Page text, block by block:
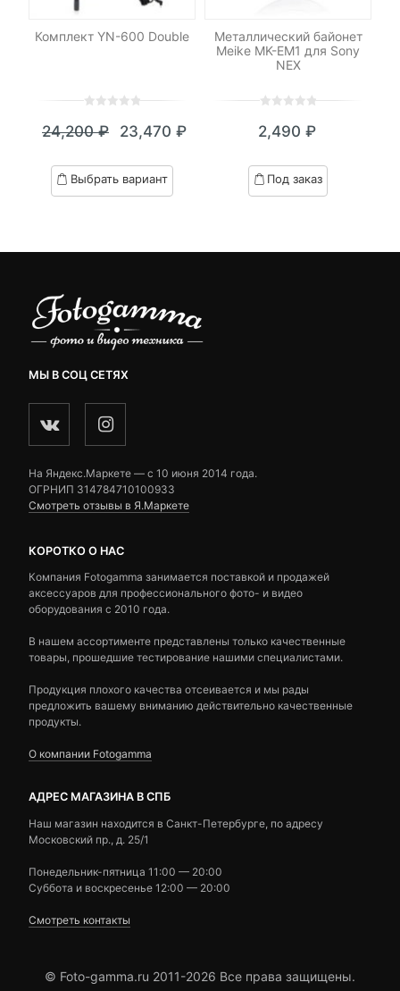
Комплект YN-600 Double
out
based
on
24,200₽
Первоначальная
цена
составляла
23,470 ₽
Текущая
цена:
23,470 ₽.
Выбрать вариант
Металлический байонет
Meike MK-EM1 для Sony
NEX
out
based
on
2,490 ₽
Под заказ
МЫ В СОЦ СЕТЯХ
На Яндекс.Маркете — c 10 июня 2014 года.
ОГРНИП 314784710100933
Смотреть отзывы в Я.Маркете
КОРОТКО О НАС
Компания Fotogamma занимается поставкой и продажей
аксессуаров для профессионального фото- и видео
оборудования с 2010 года.
В нашем ассортименте представлены только качественные
товары, прошедшие тестирование нашими специалистами.
Продукция плохого качества отсеивается и мы рады
предложить вашему вниманию действительно качественные
продукты.
О компании Fotogamma
АДРЕС МАГАЗИНА В СПБ
Наш магазин находится в Санкт-Петербурге, по адресу
Московский пр., д. 25/1
Понедельник-пятница 11:00 — 20:00
Суббота и воскресенье 12:00 — 20:00
Смотреть контакты
© Foto-gamma.ru 2011-2026 Все права защищены.